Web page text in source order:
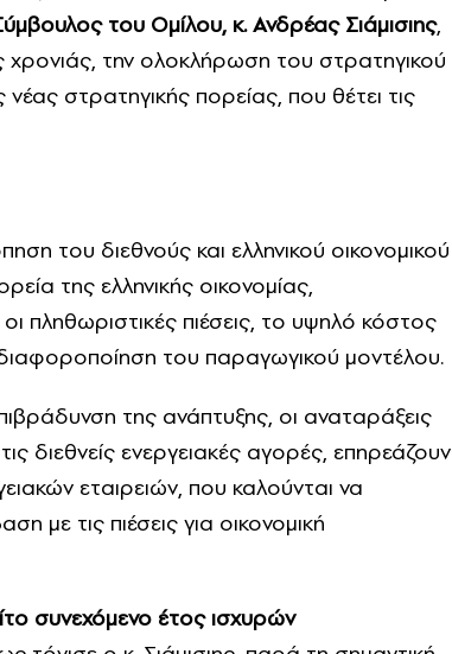
του Ομίλου, κ. Ανδρέας Σιάμισιης,
την ολοκλήρωση του στρατηγικού
στρατηγικής πορείας, που θέτει τις
του διεθνούς και ελληνικού οικονομικού
της ελληνικής οικονομίας,
πληθωριστικές πιέσεις, το υψηλό κόστος
διαφοροποίηση του παραγωγικού μοντέλου.
της ανάπτυξης, οι αναταράξεις
διεθνείς ενεργειακές αγορές, επηρεάζουν
εταιρειών, που καλούνται να
με τις πιέσεις για οικονομική
συνεχόμενο έτος ισχυρών